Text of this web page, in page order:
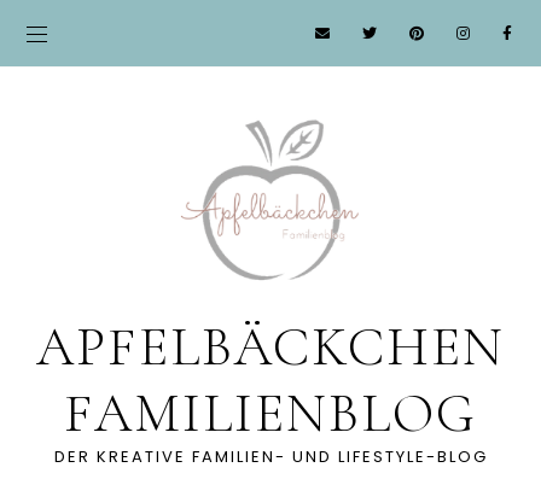
APFELBÄCKCHEN
FAMILIENBLOG
DER KREATIVE FAMILIEN- UND LIFESTYLE-BLOG